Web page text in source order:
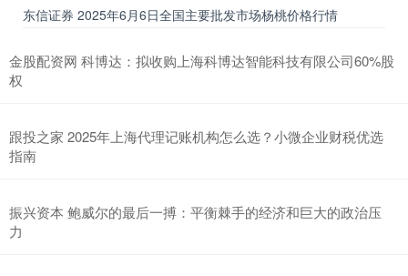
东信证券 2025年6月6日全国主要批发市场杨桃价格行情
金股配资网 科博达：拟收购上海科博达智能科技有限公司60%股
权
跟投之家 2025年上海代理记账机构怎么选？小微企业财税优选
指南
振兴资本 鲍威尔的最后一搏：平衡棘手的经济和巨大的政治压
力